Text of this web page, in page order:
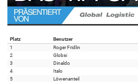
Platz Benutzer
1
Roger Fridlin
2
Globsi
3
Dinaldo
4
Italo
5
Löwenanteil